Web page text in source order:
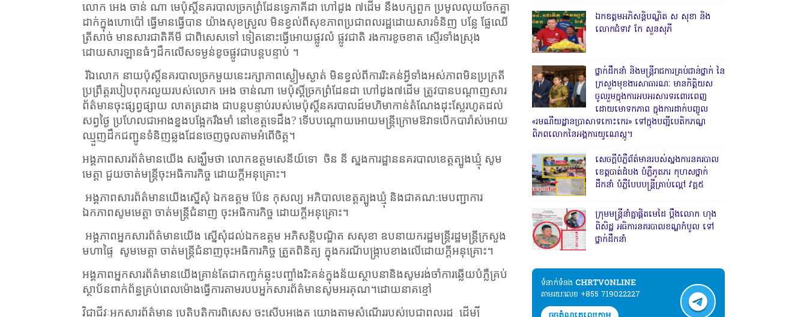
លោក អេង ចាន់ ណា មេប៉ុស្តិ៍នគរបាលច្រកព្រំដែនទ្វេភាគីដា ហៅដូង ៧ដើម នឹងបក្សពួក ប្រមូលលុយចែកគ្នា
ដាក់ក្នុងហោប៉ៅ ធ្វើមានធ្វើបាន យ៉ាងសុខស្រួល មិនខ្វល់ពីសុខភាពប្រជាពលរដ្ឋដោយសារទំនិញ បន្លែ ផ្លែឈើ
ត្រីសាច់ មានសារជាតិគីមី ជាពិសេសទៅ ទៀតនោះធ្វើអោយផ្លូវលំ ផ្លូវជាតិ រងការខូចខាត ស្ទើរទាំងស្រុង
ដោយសារឡានធំៗដឹកលើសទម្ងន់ខូចផ្លូវជាបន្តបន្ទាប់ ។
រីឯលោក នាយប៉ុស្តិ៍នគរបាលច្រកមួយនេះរក្សាភាពស្ងៀមស្ងាត់ មិនខ្វល់ពីការរិះគន់អ្វីទាំងអស់ភាពមិនប្រក្រតី
ប្រព្រឹត្តរបៀបពុករលួយរបស់លោក អេង ចាន់ណា មេប៉ុស្តិ៍ច្រកព្រំដែនដា ហៅដូង៧ដើម ត្រូវបានបណ្ដាញសារ
ព័ត៌មានចុះផ្សព្វផ្សាយ លាតត្រដាង ជាបន្តបន្ទាប់របស់មេប៉ុស្ដិ៍នគរបាលដ៍មហិមាកាន់តំណែងដុះស្លែរហូតដល់
សព្វថ្ងៃ ប្រហែលជាអាងខ្នងបង្អែករឹងមាំ នៅខេត្តទេដឹង? ទើបបណ្ដោយអោយមន្រ្តីក្រោមឱវាទបើកបារ៉ាស់អោយ
ឈ្មួញដឹកជញ្ជូនទំនិញឆ្លងដែនចេញចូលតាមអំពើចិត្ត។
អង្គភាពសារព័ត៌មានយើង សង្ឃឹមថា​ លោកឧត្តមសេនីយ៍ទោ ចិន នី ស្នងការដ្ឋាននគរបាលខេត្តត្បូងឃ្មុំ សូម
មេត្តា ជួយចាត់មន្ត្រីចុះអធិការកិច្ច ដោយក្តីអនុគ្រោះ។
អង្គភាពសារព័ត៌មានយើង​ស្នើសុំ ឯកឧត្តម ប៉ែន កុសល្យ អភិបាលខេត្តត្បូងឃ្មុំ និងជាគណ:មេបញ្ជាការ
ឯកភាពសូមមេត្តា ចាត់មន្ត្រីជំនាញ ចុះអធិការកិច្ច ដោយក្តីអនុគ្រោះ។
អង្គភាពអ្នកសារព័ត៌មានយើង ស្នើសុំដល់ឯកឧត្តម អភិសន្តិបណ្ឌិត សសុខា ឧបនាយករដ្ឋមន្ត្រីរដ្ឋមន្ត្រីក្រសួង
មហាផ្ទៃ
សូមមេត្តា ចាត់មន្ត្រីជំនាញចុះអធិការកិច្ច ត្រួតពិនិត្យ ក្នុងករណីបង្ក្រាបខាងលើដោយក្តីអនុគ្រោះ។
អង្គភាពអ្នកសារព័ត៌មានយើងគ្រាន់តែជាកញ្ចក់ឆ្លុះបញ្ចាំងរិះគន់ក្នុងន័យស្ថាបនានិងសូមរង់ចាំការឆ្លើយបំភ្លឺគ្រប់
ស្ថាប័នពាក់ព័ន្ធគ្រប់ពេលម៉ោងធ្វើការតាមរបបអ្នកសារព័ត៌មានសូមអរគុណ។ដោយនាគខ្មៅ
វិជ្ជាជីវៈអ្នកសារព័ត៌មាន ប្រតិបត្តិការពិសេស ចុះស៊ើបអង្កេត យោងតាមសំណើររបស់ប្រជាពលរដ្ឋ ដើម្បី
ឯកឧត្តមអភិសន្តិបណ្ឌិត ស សុខា និង
លោកជំទាវ កែ សួនសុភី
ថ្នាក់ដឹកនាំ និងមន្ត្រីរាជការគ្រប់ជាន់ថ្នាក់ នៃ
ក្រសួងមុខងារសាធារណៈ មានកិត្តិយស
ចូលរួមក្នុងការអបអរសារទរពោរពេញ
ដោយមោទកភាព ក្នុងការដាក់បញ្ចូល
«រមណីយដ្ឋានប្រាសាទកោះកេរ» ទៅក្នុងបញ្ជីបេតិកភណ្ឌ
ពិភពលោកនៃអង្គការយូណេស្កូ។
សេចក្តីបំភ្លឺព័ត៌មានរបស់ស្នងការនគរបាល
ខេត្តបាត់ដំបង បំភ្លឺភូតភរ កុហសថ្នាក់
ដឹកនាំ បំភ្លឺបែបបន្ត្រីគ្រាប់ល្ពៅ វគ្គ៥
ក្រុមមន្ត្រីនាំគ្នាផ្ដិតមេដៃ ប្ដឹងលោក ហុង
ពិសិដ្ឋ អធិការនគរបាលខណ្ឌកំបូល ទៅ
ថ្នាក់ដឹកនាំ
ទំនាក់ទំនង​​ CHRTVONLINE
តាមរយៈលេខ +855 719022227